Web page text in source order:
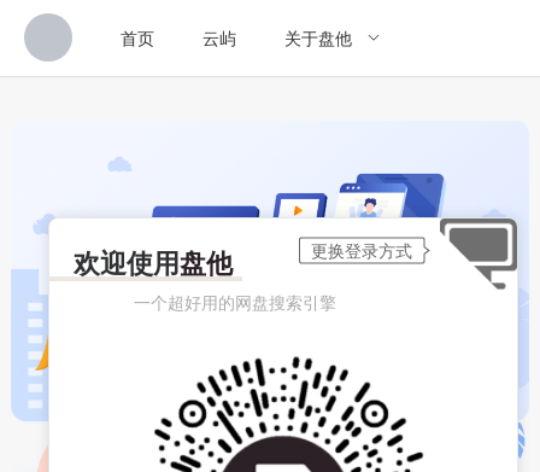
首页 云屿 关于盘他
欢迎使用盘他
一个超好用的网盘搜索引擎